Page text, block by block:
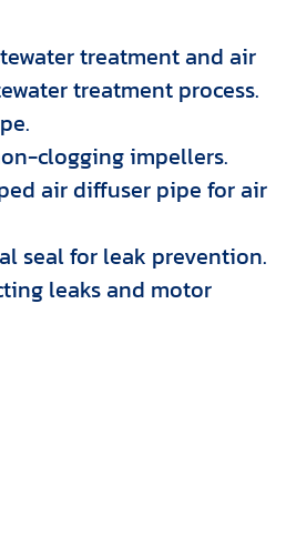
treatment and air
treatment process.
clogging impellers.
air diffuser pipe for air
seal for leak prevention.
leaks and motor